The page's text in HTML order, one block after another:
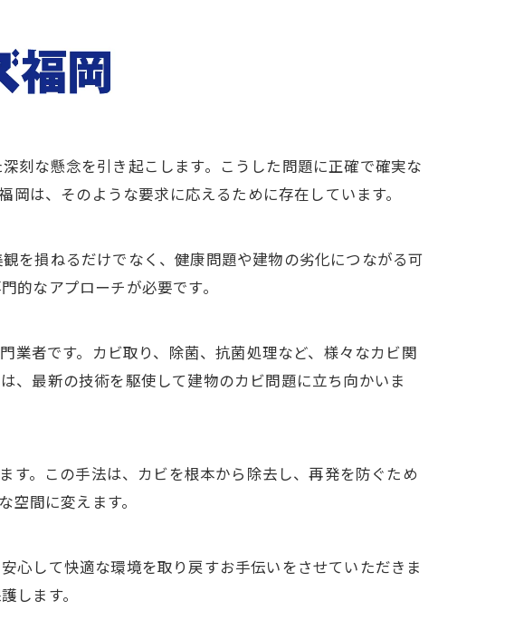
刻な懸念を引き起こします。こうした問題に正確で確実な
は、そのような要求に応えるために存在しています。
を損ねるだけでなく、健康問題や建物の劣化につながる可
的なアプローチが必要です。
業者です。カビ取り、除菌、抗菌処理など、様々なカビ関
、最新の技術を駆使して建物のカビ問題に立ち向かいま
す。この手法は、カビを根本から除去し、再発を防ぐため
間に変えます。
心して快適な環境を取り戻すお手伝いをさせていただきま
します。